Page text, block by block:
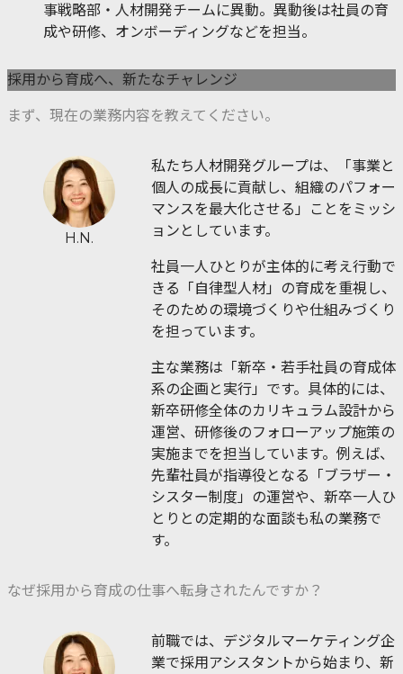
事戦略部・人材開発チームに異動。異動後は社員の育
成や研修、オンボーディングなどを担当。
採用から育成へ、新たなチャレンジ
まず、現在の業務内容を教えてください。
H.N.
私たち人材開発グループは、「事業と
個人の成長に貢献し、組織のパフォー
マンスを最大化させる」ことをミッシ
ョンとしています。
社員一人ひとりが主体的に考え行動で
きる「自律型人材」の育成を重視し、
そのための環境づくりや仕組みづくり
を担っています。
主な業務は「新卒・若手社員の育成体
系の企画と実行」です。具体的には、
新卒研修全体のカリキュラム設計から
運営、研修後のフォローアップ施策の
実施までを担当しています。例えば、
先輩社員が指導役となる「ブラザー・
シスター制度」の運営や、新卒一人ひ
とりとの定期的な面談も私の業務で
す。
なぜ採用から育成の仕事へ転身されたんですか？
前職では、デジタルマーケティング企
業で採用アシスタントから始まり、新